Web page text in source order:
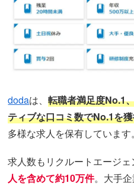
dodaは、転職者満足度No.1
ティブな口コミ数でNo.1を
多様な求人を保有しています。
求人数もリクルートエージ
人を含めて約10万件。大手